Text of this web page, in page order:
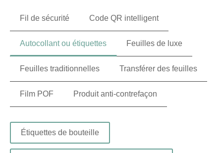
Fil de sécurité Code QR intelligent
Autocollant ou étiquettes Feuilles de luxe
Feuilles traditionnelles Transférer des feuilles
Film POF Produit anti-contrefaçon
Étiquettes de bouteille